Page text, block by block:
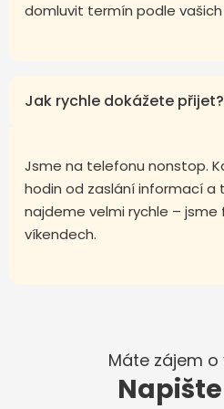
domluvit termín podle
Jak rychle dokážete přijet?
Jsme na telefonu nonstop.
hodin od zaslání informací a
najdeme velmi rychle – jsme
víkendech.
Máte zájem o